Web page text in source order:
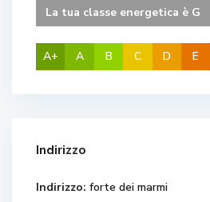
A+ A B C D E
La tua classe energetica è G
Indirizzo
Indirizzo: forte dei marmi